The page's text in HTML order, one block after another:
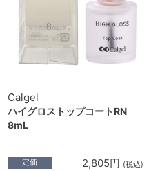
Calgel
ハイグロストップコートRN
8mL
定価 2,805円 (税込)